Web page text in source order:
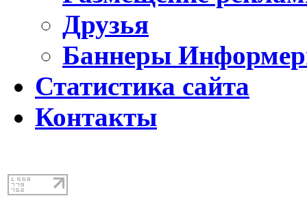
Друзья
Баннеры
Статистика сайта
Контакты